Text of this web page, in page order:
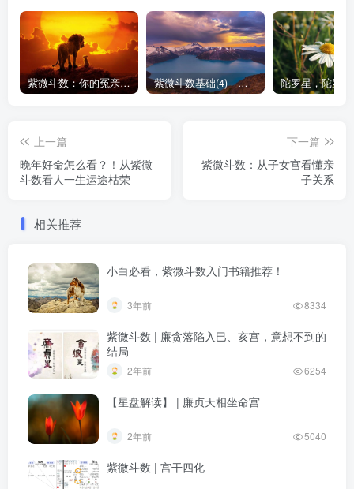
紫微斗数：你的冤亲债主─阴煞 紫微斗数基础(4)——三方四正与邻宫
上一篇
晚年好命怎么看？！从紫微
斗数看人一生运途枯荣
下一篇
紫微斗数：从子女宫看懂亲
子关系
相关推荐
小白必看，紫微斗数入门书籍推荐！
3年前 8334
紫微斗数 | 廉贪落陷入巳、亥宫，意想不到的
结局
2年前 6254
【星盘解读】 | 廉贞天相坐命宫
2年前 5040
紫微斗数 | 宫干四化